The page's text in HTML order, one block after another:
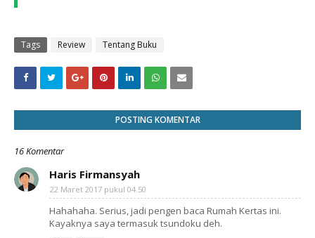
Tags Review Tentang Buku
POSTING KOMENTAR
16 Komentar
Haris Firmansyah
22 Maret 2017 pukul 04.50
Hahahaha. Serius, jadi pengen baca Rumah Kertas ini.
Kayaknya saya termasuk tsundoku deh.